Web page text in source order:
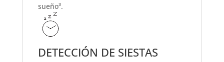
sueño³.
DETECCIÓN DE SIESTAS